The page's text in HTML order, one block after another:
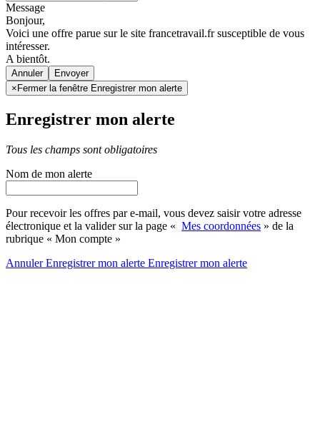
Message
Bonjour,
Voici une offre parue sur le site francetravail.fr susceptible de vous
intéresser.
A bientôt.
Annuler
× Fermer la fenêtre Enregistrer mon alerte
Enregistrer mon alerte
Tous les champs sont obligatoires
Nom de mon alerte
Pour recevoir les offres par e-mail, vous devez saisir votre adresse
électronique et la valider sur la page « Mes coordonnées » de la
rubrique « Mon compte »
AnnulerEnregistrer mon alerte Enregistrermon alerte